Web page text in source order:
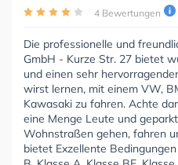
4 Bewertungen
Die professionelle und
GmbH - Kurze Str. 27 bietet
und einen sehr
wirst lernen, mit einem VW,
Kawasaki zu fahren. Achte
eine Menge Leute und
Wohnstraßen gehen, fahren
bietet Exzellente